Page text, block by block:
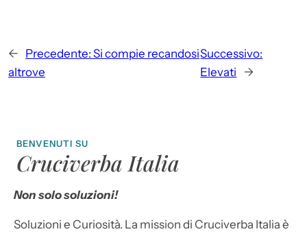
← Precedente: Si compie recandosi
altrove
Successivo:
Elevati
→
BENVENUTI SU
Cruciverba Italia
Non solo soluzioni!
Soluzioni e Curiosità. La mission di Cruciverba Italia è